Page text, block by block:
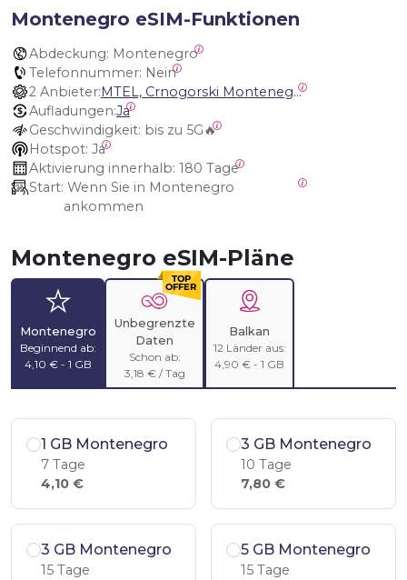
Montenegro eSIM-Funktionen
Abdeckung: Montenegro
Telefonnummer: Nein
2 Anbieter:
MTEL, Crnogorski Montenegro
Aufladungen:Ja
Geschwindigkeit: bis zu 5G🔥
Hotspot: Ja
Aktivierung innerhalb: 180 Tage
Start:
ankommen
Montenegro eSIM-Pläne
Montenegro
Beginnend ab:
4,10 € - 1 GB
Unbegrenzte
Daten
Schon ab:
3,18 € / Tag
Balkan
12 Länder aus:
4,90 € - 1 GB
1 GB Montenegro
7 Tage
4,10 €
3 GB Montenegro
10 Tage
7,80 €
3 GB Montenegro
15 Tage
5 GB Montenegro
15 Tage